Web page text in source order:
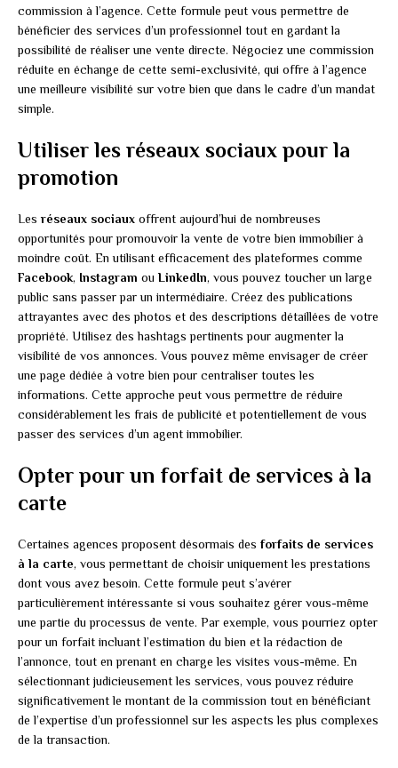
commission à l’agence. Cette formule peut vous permettre de
bénéficier des services d’un professionnel tout en gardant la
possibilité de réaliser une vente directe. Négociez une commission
réduite en échange de cette semi-exclusivité, qui offre à l’agence
une meilleure visibilité sur votre bien que dans le cadre d’un mandat
simple.
Utiliser les réseaux sociaux pour la
promotion
Les réseaux sociaux offrent aujourd’hui de nombreuses
opportunités pour promouvoir la vente de votre bien immobilier à
moindre coût. En utilisant efficacement des plateformes comme
Facebook, Instagram ouLinkedIn, vous pouvez toucher un large
public sans passer par un intermédiaire. Créez des publications
attrayantes avec des photos et des descriptions détaillées de votre
propriété. Utilisez des hashtags pertinents pour augmenter la
visibilité de vos annonces. Vous pouvez même envisager de créer
une page dédiée à votre bien pour centraliser toutes les
informations. Cette approche peut vous permettre de réduire
considérablement les frais de publicité et potentiellement de vous
passer des services d’un agent immobilier.
Opter pour un forfait de services à la
carte
Certaines agences proposent désormais des forfaits de services
à la carte, vous permettant de choisir uniquement les prestations
dont vous avez besoin. Cette formule peut s’avérer
particulièrement intéressante si vous souhaitez gérer vous-même
une partie du processus de vente. Par exemple, vous pourriez opter
pour un forfait incluant l’estimation du bien et la rédaction de
l’annonce, tout en prenant en charge les visites vous-même. En
sélectionnant judicieusement les services, vous pouvez réduire
significativement le montant de la commission tout en bénéficiant
de l’expertise d’un professionnel sur les aspects les plus complexes
de la transaction.